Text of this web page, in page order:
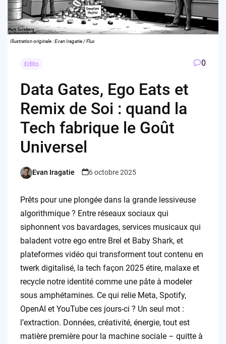
Illustration originale : Evan Iragatie / Flux
Edito 0
Data Gates, Ego Eats et
Remix de Soi : quand la
Tech fabrique le Goût
Universel
Posted
Evan Iragatie 6 octobre 2025
Prêts pour une plongée dans la grande lessiveuse
algorithmique ? Entre réseaux sociaux qui
siphonnent vos bavardages, services musicaux qui
baladent votre ego entre Brel et Baby Shark, et
plateformes vidéo qui transforment tout contenu en
twerk digitalisé, la tech façon 2025 étire, malaxe et
recycle notre identité comme une pâte à modeler
sous amphétamines. Ce qui relie Meta, Spotify,
OpenAI et YouTube ces jours-ci ? Un seul mot :
l’extraction. Données, créativité, énergie, tout est
matière première pour la machine sociale – quitte à